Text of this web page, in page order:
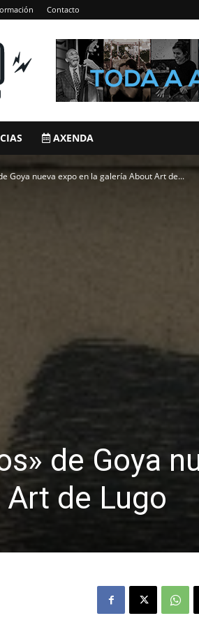
Contacto
AXENDA
Goya nueva expo en la galería About Art de...
de Goya
de Lugo